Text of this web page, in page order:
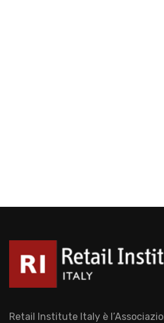
Retail Institute Italy è